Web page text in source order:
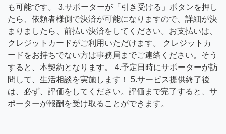
も可能です。 3.サポーターが「引き受ける」ボタンを押し
たら、依頼者様側で決済が可能になりますので、詳細が決
まりましたら、前払い決済をしてください。お支払いは、
クレジットカードがご利用いただけます。 クレジットカ
ードをお持ちでない方は事務局までご連絡ください。そう
すると、本契約となります。 4.予定日時にサポーターが訪
問して、生活相談を実施します！ 5.サービス提供終了後
は、必ず、評価をしてください。評価まで完了すると、サ
ポーターが報酬を受け取ることができます。